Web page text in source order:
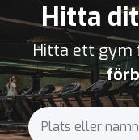
Hitta
Hitta ett